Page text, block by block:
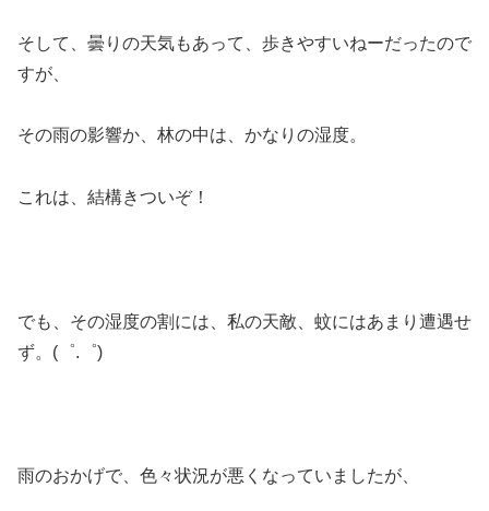
そして、曇りの天気もあって、歩きやすいねーだったので
すが、
その雨の影響か、林の中は、かなりの湿度。
これは、結構きついぞ！
でも、その湿度の割には、私の天敵、蚊にはあまり遭遇せ
ず。(゜.゜)
雨のおかげで、色々状況が悪くなっていましたが、